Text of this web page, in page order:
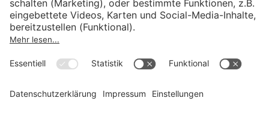
Institut für Makroökonomie und
Konjunkturforschung
Unternehmensführung